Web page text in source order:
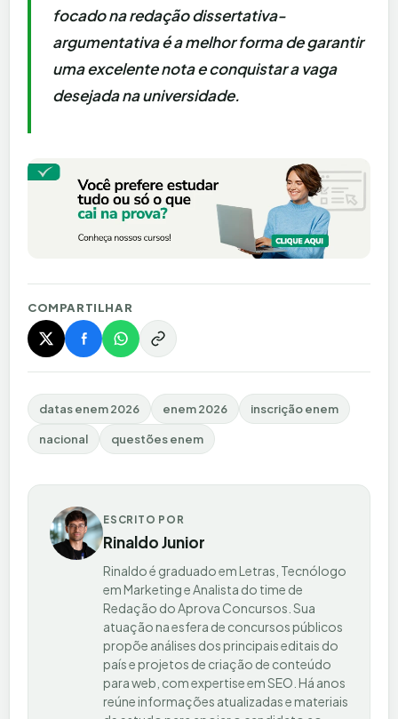
focado na redação dissertativa-
argumentativa é a melhor forma de garantir
uma excelente nota e conquistar a vaga
desejada na universidade.
COMPARTILHAR
datas enem 2026 enem 2026 inscrição enem
nacional questões enem
ESCRITO POR
Rinaldo Junior
Rinaldo é graduado em Letras, Tecnólogo
em Marketing e Analista do time de
Redação do Aprova Concursos. Sua
atuação na esfera de concursos públicos
propõe análises dos principais editais do
país e projetos de criação de conteúdo
para web, com expertise em SEO. Há anos
reúne informações atualizadas e materiais